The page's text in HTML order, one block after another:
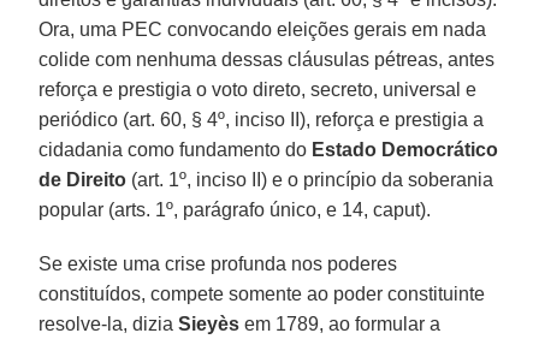
Ora, uma PEC convocando eleições gerais em nada
colide com nenhuma dessas cláusulas pétreas, antes
reforça e prestigia o voto direto, secreto, universal e
periódico (art. 60, § 4º, inciso II), reforça e prestigia a
cidadania como fundamento do Estado Democrático
de Direito (art. 1º, inciso II) e o princípio da soberania
popular (arts. 1º, parágrafo único, e 14, caput).
Se existe uma crise profunda nos poderes
constituídos, compete somente ao poder constituinte
resolve-la, diziaSieyès em 1789, ao formular a